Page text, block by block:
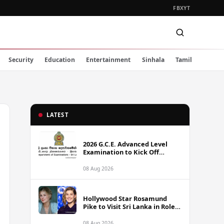
FBXYT
Security Education Entertainment Sinhala Tamil
LATEST
2026 G.C.E. Advanced Level
Examination to Kick Off
08 Aug 2026
Hollywood Star Rosamund
Pike to Visit Sri Lanka in Role